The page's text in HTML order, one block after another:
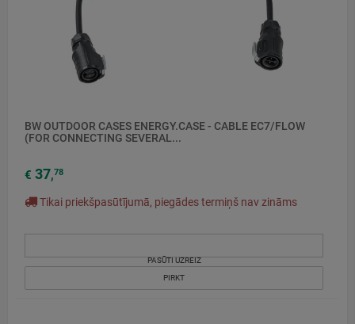
BW OUTDOOR CASES ENERGY.CASE - CABLE EC7/FLOW
(FOR CONNECTING SEVERAL...
€ 37,78
Tikai priekšpasūtījumā, piegādes termiņš nav zināms
PASŪTI UZREIZ
PIRKT